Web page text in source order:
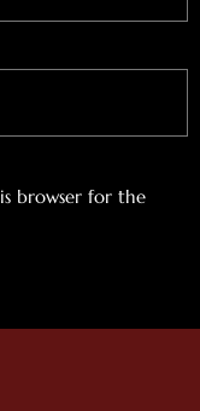
browser for the